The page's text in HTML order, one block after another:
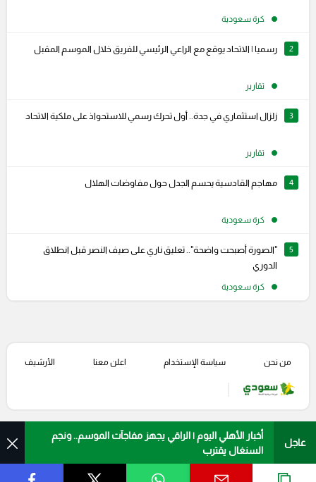
كرة سعودية
2 رسميا | الاتحاد يوقع مع الراعي الرئيسي للفريق خلال الموسم المقبل
تقارير
3 زلزال استثماري في جدة.. أول تحرك رسمي للاستحواذ على ملكية الاتحاد
تقارير
4 مهاجم القادسية يحسم الجدل حول مفاوضات الهلال
كرة سعودية
5
"الصورة أصبحت واضحة".. تعليق ناري على صيف النصر قبل انطلاق
الدوري
كرة سعودية
عاجل
أخبار الأهلي اليوم | الراقي يجهز مفاجآت الموسم.. ونجم
السنغال يقترب
من نحن سياسة الإستخدام اعلن معنا الأرشيف